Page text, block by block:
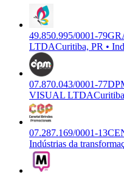
49.850.995/0001-79
LTDACuritiba, PR •
07.870.043/0001-77
VISUAL LTDA
07.287.169/0001-13
Indústrias da